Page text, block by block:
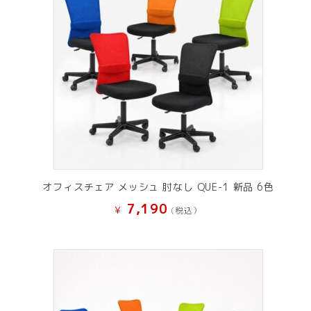
オフィスチェア メッシュ 肘なし QUE-1 新品 6色
¥ 7,190 (税込）